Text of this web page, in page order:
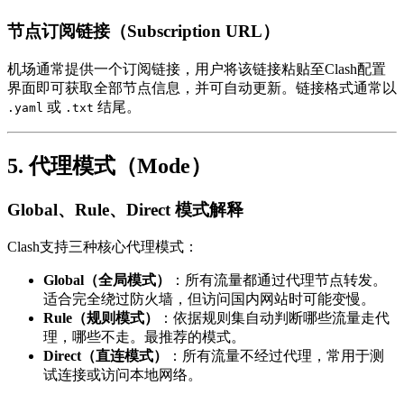
节点订阅链接（Subscription URL）
机场通常提供一个订阅链接，用户将该链接粘贴至Clash配置
界面即可获取全部节点信息，并可自动更新。链接格式通常以
.yaml 或 .txt 结尾。
5. 代理模式（Mode）
Global、Rule、Direct 模式解释
Clash支持三种核心代理模式：
Global（全局模式）
：所有流量都通过代理节点转发。
适合完全绕过防火墙，但访问国内网站时可能变慢。
Rule（规则模式）
：依据规则集自动判断哪些流量走代
理，哪些不走。最推荐的模式。
Direct（直连模式）
：所有流量不经过代理，常用于测
试连接或访问本地网络。